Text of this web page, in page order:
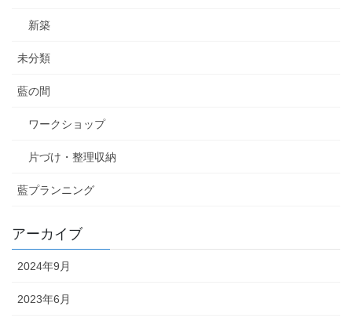
新築
未分類
藍の間
ワークショップ
片づけ・整理収納
藍プランニング
アーカイブ
2024年9月
2023年6月